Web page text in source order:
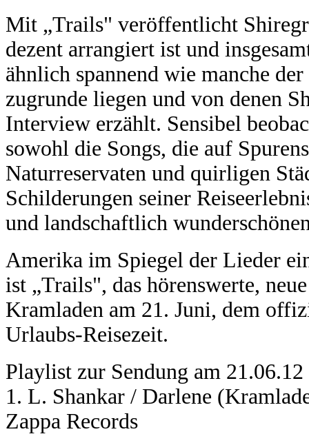
Mit „Trails" veröffentlicht
dezent arrangiert ist und
ähnlich spannend wie manche
zugrunde liegen und von denen
Interview erzählt. Sensibel
sowohl die Songs, die auf
Naturreservaten und quirligen
Schilderungen seiner
und landschaftlich
Amerika im Spiegel der Lieder
ist „Trails", das hörenswerte,
Kramladen am 21. Juni, dem
Urlaubs-Reisezeit.
Playlist zur Sendung am
1. L. Shankar / Darlene
Zappa Records